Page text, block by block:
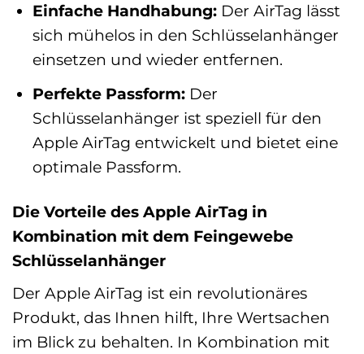
Einfache Handhabung: Der AirTag lässt
sich mühelos in den Schlüsselanhänger
einsetzen und wieder entfernen.
Perfekte Passform: Der
Schlüsselanhänger ist speziell für den
Apple AirTag entwickelt und bietet eine
optimale Passform.
Die Vorteile des Apple AirTag in
Kombination mit dem Feingewebe
Schlüsselanhänger
Der Apple AirTag ist ein revolutionäres
Produkt, das Ihnen hilft, Ihre Wertsachen
im Blick zu behalten. In Kombination mit